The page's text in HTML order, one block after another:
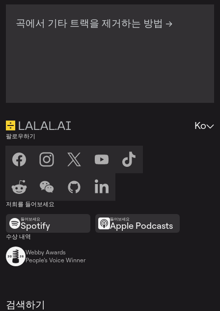
곡에서 기타 트랙을 제거하는 방법 →
팔로우하기
저희를 들어보세요
들어보세요
Spotify
들어보세요
Apple Podcasts
수상 내역
Webby Awards
People’s Voice Winner
Ko
검색하기